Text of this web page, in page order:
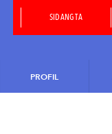
SIDANG TA
PROFIL